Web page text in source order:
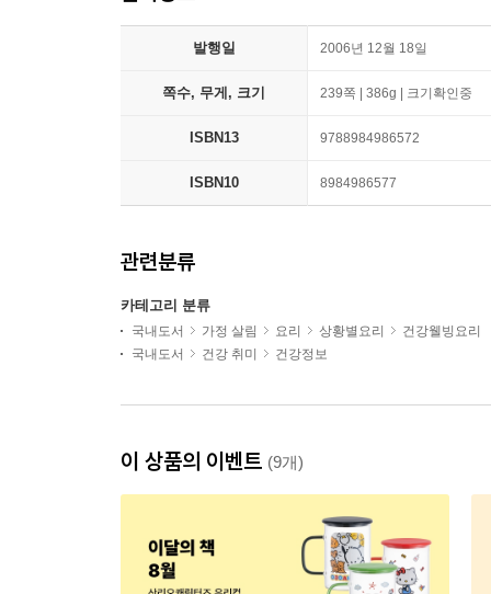
발행일 2006년 12월 18일
쪽수, 무게, 크기 239쪽 | 386g | 크기확인중
ISBN13 9788984986572
ISBN10 8984986577
관련분류
카테고리 분류
국내도서 가정 살림 요리 상황별요리
건강웰빙요리
국내도서
건강 취미 건강정보
이 상품의 이벤트 (9개)